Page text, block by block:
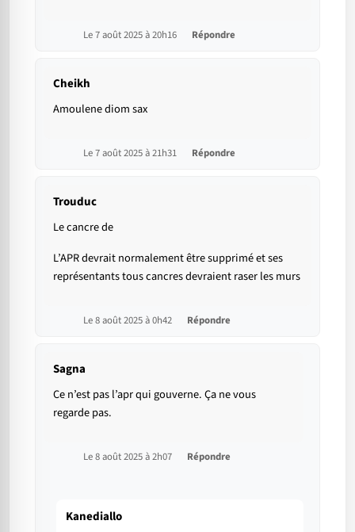
Le 7 août 2025 à 20h16 Répondre
Cheikh
Amoulene diom sax
Le 7 août 2025 à 21h31 Répondre
Trouduc
Le cancre de
L’APR devrait normalement être supprimé et ses
représentants tous cancres devraient raser les murs
Le 8 août 2025 à 0h42 Répondre
Sagna
Ce n’est pas l’apr qui gouverne. Ça ne vous
regarde pas.
Le 8 août 2025 à 2h07 Répondre
Kanediallo